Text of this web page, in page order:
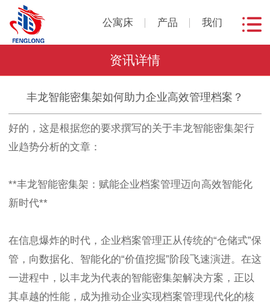
公寓床 产品 我们
资讯详情
丰龙智能密集架如何助力企业高效管理档案？
好的，这是根据您的要求撰写的关于丰龙智能密集架行
业趋势分析的文章：
**丰龙智能密集架：赋能企业档案管理迈向高效智能化
新时代**
在信息爆炸的时代，企业档案管理正从传统的“仓储式”保
管，向数据化、智能化的“价值挖掘”阶段飞速演进。在这
一进程中，以丰龙为代表的智能密集架解决方案，正以
其卓越的性能，成为推动企业实现档案管理现代化的核